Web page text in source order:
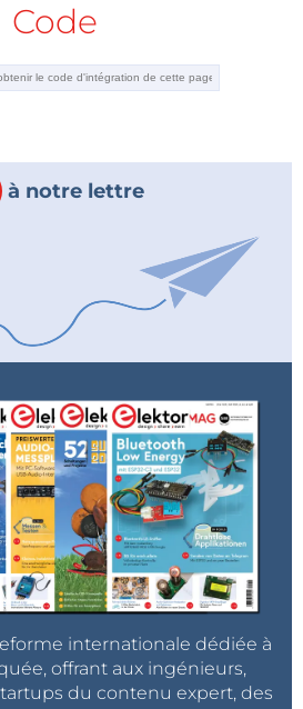
Code
à notre lettre
internationale dédiée à
offrant aux ingénieurs,
du contenu expert, des